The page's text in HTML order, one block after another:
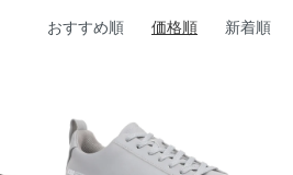
おすすめ順 価格順 新着順